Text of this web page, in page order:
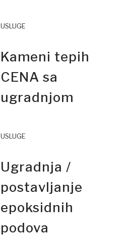
USLUGE
Kameni tepih
CENA sa
ugradnjom
USLUGE
Ugradnja /
postavljanje
epoksidnih
podova